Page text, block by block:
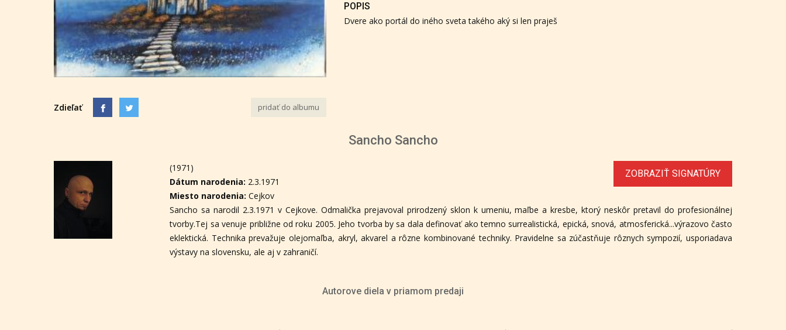
Zdieľať pridať do albumu
POPIS
Dvere ako portál do iného sveta takého aký si len praješ
Sancho Sancho
ZOBRAZIŤ SIGNATÚRY
(1971)
Dátum narodenia: 2.3.1971
Miesto narodenia:Cejkov
Sancho sa narodil 2.3.1971 v Cejkove. Odmalička prejavoval prirodzený sklon k umeniu, maľbe a kresbe, ktorý neskôr pretavil do profesionálnej
tvorby.Tej sa venuje približne od roku 2005. Jeho tvorba by sa dala definovať ako temno surrealistická, epická, snová, atmosferická...výrazovo často
eklektická. Technika prevažuje olejomaľba, akryl, akvarel a rôzne kombinované techniky. Pravidelne sa zúčastňuje rôznych sympozií, usporiadava
výstavy na slovensku, ale aj v zahraničí.
Autorove diela v priamom predaji